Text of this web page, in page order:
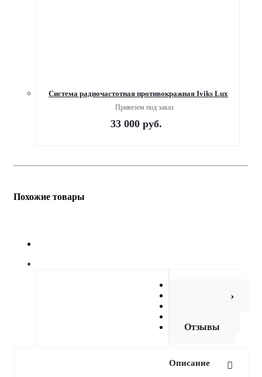
Система радиочастотная противокражная Iviks Lux
Привезем под заказ
33 000 руб.
Похожие товары
Как купить
Отзывы
Описание